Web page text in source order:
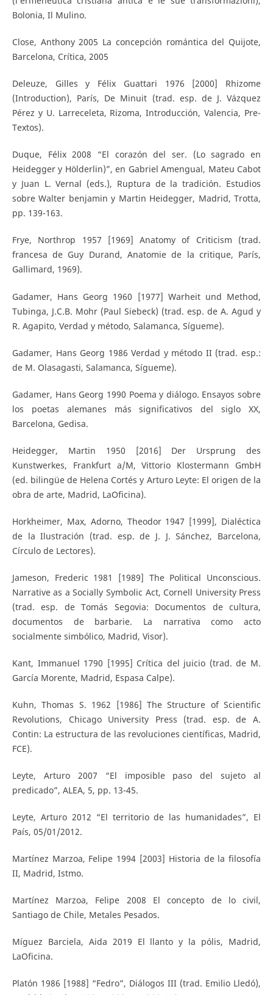
Bolonia, Il Mulino.
Close, Anthony 2005 La concepción romántica del Quijote,
Barcelona, Crítica, 2005
Deleuze, Gilles y Félix Guattari 1976 [2000] Rhizome
(Introduction), París, De Minuit (trad. esp. de J. Vázquez
Pérez y U. Larreceleta, Rizoma, Introducción, Valencia, Pre-
Textos).
Duque, Félix 2008 “El corazón del ser. (Lo sagrado en
Heidegger y Hölderlin)”, en Gabriel Amengual, Mateu Cabot
y Juan L. Vernal (eds.), Ruptura de la tradición. Estudios
sobre Walter benjamin y Martin Heidegger, Madrid, Trotta,
pp. 139-163.
Frye, Northrop 1957 [1969] Anatomy of Criticism (trad.
francesa de Guy Durand, Anatomie de la critique, París,
Gallimard, 1969).
Gadamer, Hans Georg 1960 [1977] Warheit und Method,
Tubinga, J.C.B. Mohr (Paul Siebeck) (trad. esp. de A. Agud y
R. Agapito, Verdad y método, Salamanca, Sígueme).
Gadamer, Hans Georg 1986 Verdad y método II (trad. esp.:
de M. Olasagasti, Salamanca, Sígueme).
Gadamer, Hans Georg 1990 Poema y diálogo. Ensayos sobre
los poetas alemanes más significativos del siglo XX,
Barcelona, Gedisa.
Heidegger, Martin 1950 [2016] Der Ursprung des
Kunstwerkes, Frankfurt a/M, Vittorio Klostermann GmbH
(ed. bilingüe de Helena Cortés y Arturo Leyte: El origen de la
obra de arte, Madrid, LaOficina).
Horkheimer, Max, Adorno, Theodor 1947 [1999], Dialéctica
de la Ilustración (trad. esp. de J. J. Sánchez, Barcelona,
Círculo de Lectores).
Jameson, Frederic 1981 [1989] The Political Unconscious.
Narrative as a Socially Symbolic Act, Cornell University Press
(trad. esp. de Tomás Segovia: Documentos de cultura,
documentos de barbarie. La narrativa como acto
socialmente simbólico, Madrid, Visor).
Kant, Immanuel 1790 [1995] Crítica del juicio (trad. de M.
García Morente, Madrid, Espasa Calpe).
Kuhn, Thomas S. 1962 [1986] The Structure of Scientific
Revolutions, Chicago University Press (trad. esp. de A.
Contin: La estructura de las revoluciones científicas, Madrid,
FCE).
Leyte, Arturo 2007 “El imposible paso del sujeto al
predicado”, ALEA, 5, pp. 13-45.
Leyte, Arturo 2012 “El territorio de las humanidades”, El
País, 05/01/2012.
Martínez Marzoa, Felipe 1994 [2003] Historia de la filosofía
II, Madrid, Istmo.
Martínez Marzoa, Felipe 2008 El concepto de lo civil,
Santiago de Chile, Metales Pesados.
Míguez Barciela, Aida 2019 El llanto y la pólis, Madrid,
LaOficina.
Platón 1986 [1988] “Fedro”, Diálogos III (trad. Emilio Lledó),